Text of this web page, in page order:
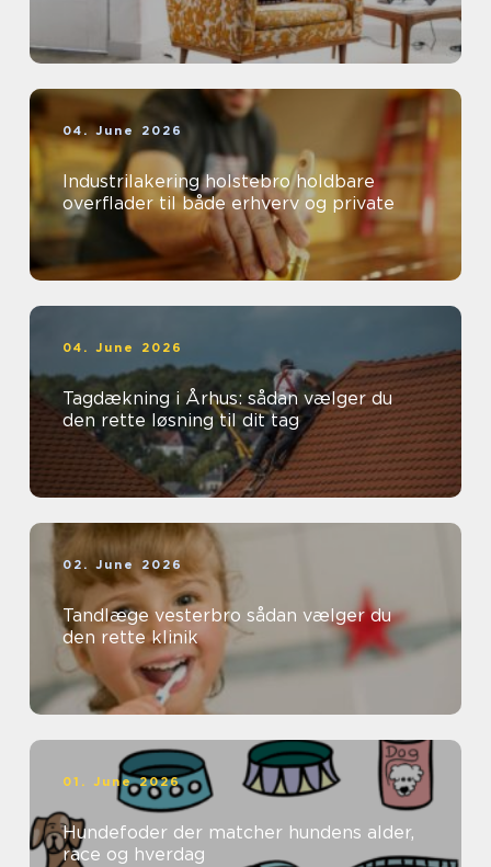
04. June 2026
Industrilakering holstebro holdbare
overflader til både erhverv og private
04. June 2026
Tagdækning i Århus: sådan vælger du
den rette løsning til dit tag
02. June 2026
Tandlæge vesterbro sådan vælger du
den rette klinik
01. June 2026
Hundefoder der matcher hundens alder,
race og hverdag